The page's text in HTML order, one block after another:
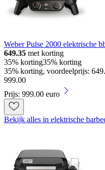
Weber Pulse 2000 elektrische
649.35 met korting
35% korting35% korting
35% korting, voordeelprijs:
999.00
Prijs: 999.00 euro
Bekijk alles in elektrische